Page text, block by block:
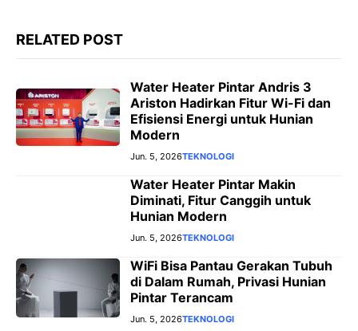
RELATED POST
Water Heater Pintar Andris 3
Ariston Hadirkan Fitur Wi-Fi dan
Efisiensi Energi untuk Hunian
Modern
Jun. 5, 2026TEKNOLOGI
Water Heater Pintar Makin
Diminati, Fitur Canggih untuk
Hunian Modern
Jun. 5, 2026TEKNOLOGI
WiFi Bisa Pantau Gerakan Tubuh
di Dalam Rumah, Privasi Hunian
Pintar Terancam
Jun. 5, 2026TEKNOLOGI